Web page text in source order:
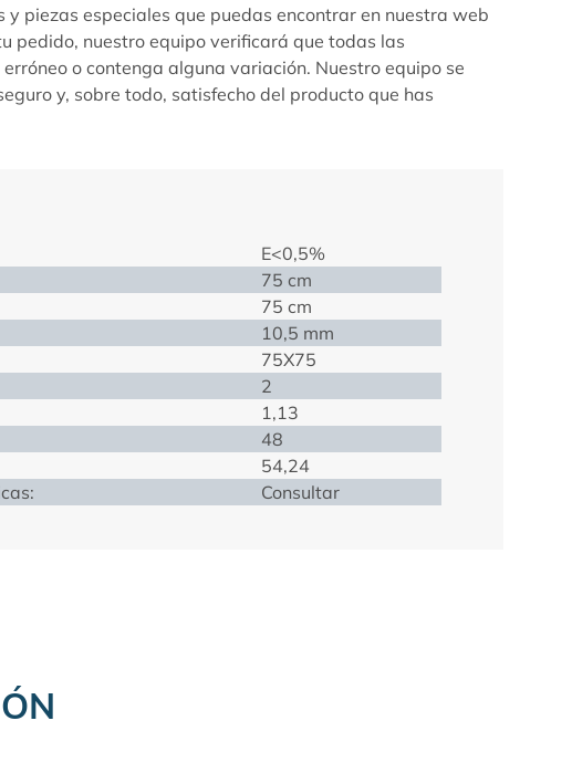
piezas especiales que puedas encontrar en nuestra web
pedido, nuestro equipo verificará que todas las
o contenga alguna variación. Nuestro equipo se
y, sobre todo, satisfecho del producto que has
E<0,5%
75 cm
75 cm
10,5 mm
75X75
2
1,13
48
54,24
Consultar